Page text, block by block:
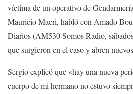
víctima de un operativo de
Mauricio Macri, habló con Amado
Diarios (AM530 Somos Radio,
que surgieron en el caso y abren
Sergio explicó que «hay una nueva
cuerpo de mi hermano no estuvo